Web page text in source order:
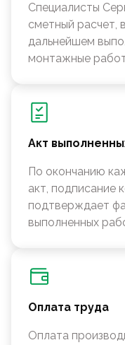
Специалисты
сметный расчет,
дальнейшем
монтажные
Акт
По окончанию
акт, подписание
подтверждает
выполненных
Оплата труда
Оплата